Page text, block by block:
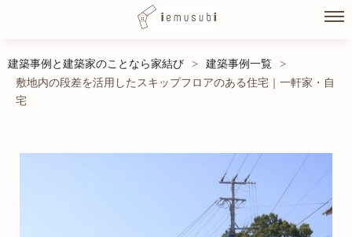
to
content
建築事例と建築家のことなら家結び > 建築事例一覧
>
敷地内の段差を活用したスキップフロアのある住宅｜一軒家・自
宅